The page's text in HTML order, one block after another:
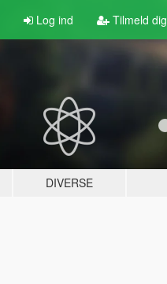
Log ind Tilmeld dig
DIVERSE